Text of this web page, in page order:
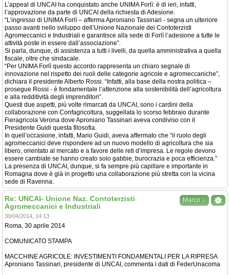
L’appeal di UNCAI ha conquistato anche UNIMA Forlì: è di ieri, infatti,
l’approvazione da parte di UNCAI della richiesta di Adesione.
“L’ingresso di UNIMA Forlì – afferma Aproniano Tassinari - segna un ulteriore
passo avanti nello sviluppo dell’Unione Nazionale dei Contoterzisti
Agromeccanici e Industriali e garantisce alla sede di Forlì l’adesione a tutte le
attività poste in essere dall’associazione”.
Si parla, dunque, di assistenza a tutti i livelli, da quella amministrativa a quella
fiscale, oltre che sindacale.
“Per UNIMA Forlì questo accordo rappresenta un chiaro segnale di
innovazione nel rispetto dei ruoli delle categorie agricole e agromeccaniche”,
dichiara il presidente Alberto Rossi. “Infatti, alla base della nostra politica –
prosegue Rossi - è fondamentale l’attenzione alla sostenibilità dell’agricoltura
e alla redditività degli imprenditori”.
Questi due aspetti, più volte rimarcati da UNCAI, sono i cardini della
collaborazione con Confagricoltura, suggellata lo scorso febbraio durante
Fieragricola Verona dove Aproniano Tassinari aveva condiviso con il
Presidente Guidi questa filosofia.
In quell’occasione, infatti, Mario Guidi, aveva affermato che “il ruolo degli
agromeccanici deve rispondere ad un nuovo modello di agricoltura che sia
libero, orientato al mercato e a favore delle reti d’impresa. Le regole devono
essere cambiate se hanno creato solo gabbie, burocrazia e poca efficienza.”
La presenza di UNCAI, dunque, si fa sempre più capillare e importante in
Romagna dove è già in progetto una collaborazione più stretta con la vicina
sede di Ravenna.
Marco ↓
Re: UNCAI- Unione Naz. Contoterzisti
Agromeccanici e Industriali
30/04/2014, 14:13
Roma, 30 aprile 2014
COMUNICATO STAMPA
MACCHINE AGRICOLE: INVESTIMENTI FONDAMENTALI PER LA RIPRESA
Aproniano Tassinari, presidente di UNCAI, commenta i dati di FederUnacoma